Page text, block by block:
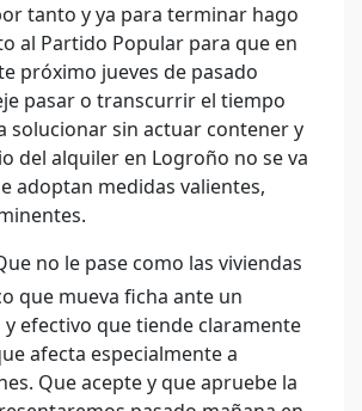
tanto y ya para terminar hago
al Partido Popular para que en
próximo jueves de pasado
pasar o transcurrir el tiempo
solucionar sin actuar contener y
del alquiler en Logroño no se va
adoptan medidas valientes,
no le pase como las viviendas
que mueva ficha ante un
efectivo que tiende claramente
afecta especialmente a
Que acepte y que apruebe la